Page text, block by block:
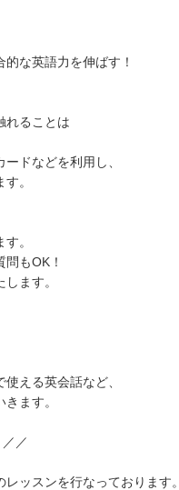
な英語力を伸ばす！
れることは
ドなどを利用し、
。
。
もOK！
ます。
える英会話など、
ます。
／
ッスンを行なっております。